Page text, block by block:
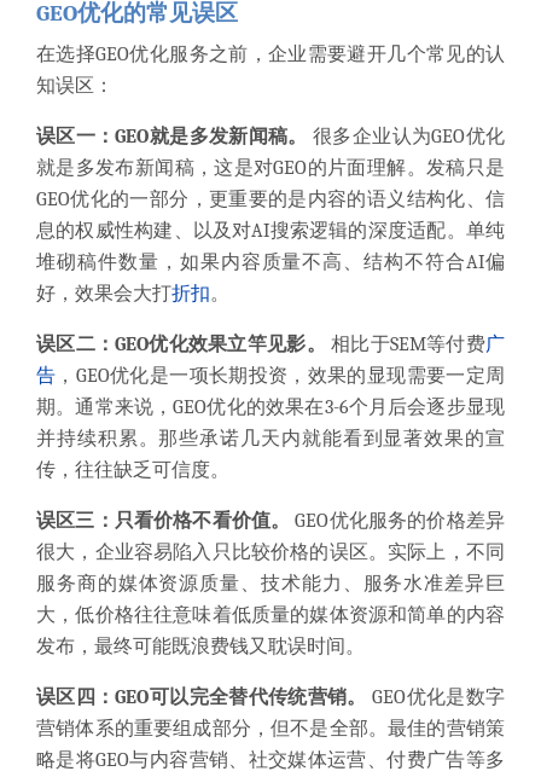
GEO优化的常见误区
在选择GEO优化服务之前，企业需要避开几个常见的认
知误区：
误区一：GEO就是多发新闻稿。
很多企业认为GEO优化
就是多发布新闻稿，这是对GEO的片面理解。发稿只是
GEO优化的一部分，更重要的是内容的语义结构化、信
息的权威性构建、以及对AI搜索逻辑的深度适配。单纯
堆砌稿件数量，如果内容质量不高、结构不符合AI偏
好，效果会大打折扣。
误区二：GEO优化效果立竿见影。 相比于SEM等付费广
告 ，GEO优化是一项长期投资，效果的显现需要一定周
期。通常来说，GEO优化的效果在3-6个月后会逐步显现
并持续积累。那些承诺几天内就能看到显著效果的宣
传，往往缺乏可信度。
误区三：只看价格不看价值。
GEO优化服务的价格差异
很大，企业容易陷入只比较价格的误区。实际上，不同
服务商的媒体资源质量、技术能力、服务水准差异巨
大，低价格往往意味着低质量的媒体资源和简单的内容
发布，最终可能既浪费钱又耽误时间。
误区四：GEO可以完全替代传统营销。
GEO优化是数字
营销体系的重要组成部分，但不是全部。最佳的营销策
略是将GEO与内容营销、社交媒体运营、付费广告等多